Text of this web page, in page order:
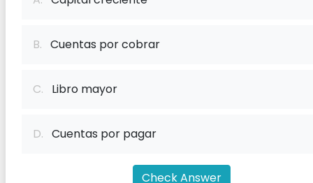
B. Cuentas por cobrar
C. Libro mayor
D. Cuentas por pagar
Check Answer